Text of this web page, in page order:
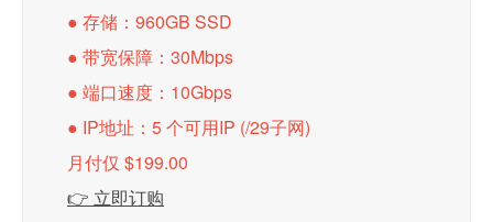
● 存储：960GB SSD
● 带宽保障：30Mbps
● 端口速度：10Gbps
● IP地址：5 个可用IP (/29子网)
月付仅 $199.00
👉 立即订购